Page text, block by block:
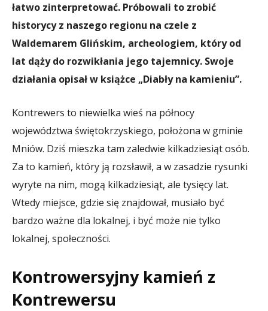
łatwo zinterpretować. Próbowali to zrobić
historycy z naszego regionu na czele z
Waldemarem Glińskim, archeologiem, który od
lat dąży do rozwikłania jego tajemnicy. Swoje
działania opisał w książce „Diabły na kamieniu”.
Kontrewers to niewielka wieś na północy
województwa świętokrzyskiego, położona w gminie
Mniów. Dziś mieszka tam zaledwie kilkadziesiąt osób.
Za to kamień, który ją rozsławił, a w zasadzie rysunki
wyryte na nim, mogą kilkadziesiąt, ale tysięcy lat.
Wtedy miejsce, gdzie się znajdował, musiało być
bardzo ważne dla lokalnej, i być może nie tylko
lokalnej, społeczności.
Kontrowersyjny kamień z
Kontrewersu